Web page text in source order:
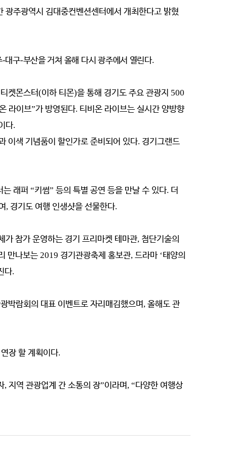
광주광역시 김대중컨벤션센터에서 개최한다고 밝혔
-대구-부산을 거쳐 올해 다시 광주에서 열린다.
켓몬스터(이하 티몬)을 통해 경기도 주요 관광지 500
라이브”가 방영된다. 티비온 라이브는 실시간 양방향
다.
이색 기념품이 할인가로 준비되어 있다. 경기그랜드
는 래퍼 “키썸” 등의 특별 공연 등을 만날 수 있다. 더
, 경기도 여행 인생샷을 선물한다.
가 참가 운영하는 경기 프리마켓 테마관, 첨단기술의
만나보는 2019 경기관광축제 홍보관, 드라마 ‘태양의
다.
박람회의 대표 이벤트로 자리매김했으며 , 올해도 관
장 할 계획이다.
, 지역 관광업계 간 소통의 장”이라며 , “다양한 여행상